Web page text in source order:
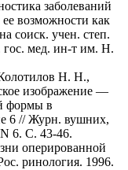
заболеваний
возможности как
соиск. учен. степ.
мед. ин-т им. Н.
Н. Н.,
изображение —
формы в
6 // Журн. вушних,
6. C. 43-46.
оперированной
ринология. 1996.